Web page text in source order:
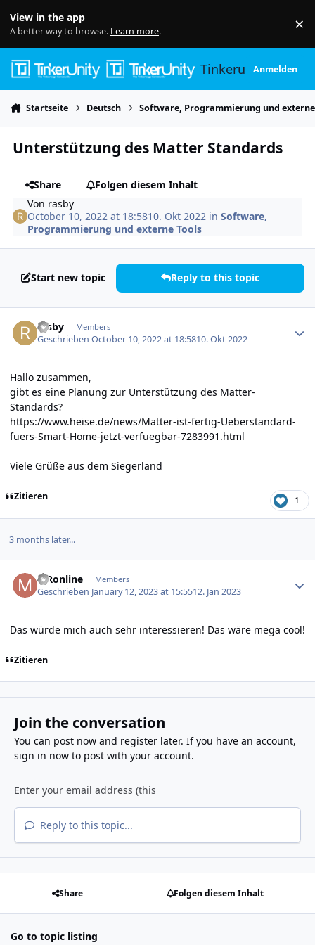
View in the app
A better way to browse. Learn more. ×
TinkerunityAnmelden
Startseite Deutsch Software, Programmierung und
Unterstützung des Matter Standards
Share
Folgen diesem Inhalt
Von rasby
October 10, 2022 at 18:5810. Okt 2022 inSoftware,
Programmierung und externe Tools
Start new topic Reply to this topic
rasby Members
GeschriebenOctober 10, 2022 at 18:5810. Okt 2022
Hallo zusammen,
gibt es eine Planung zur Unterstützung des Matter-
Standards?
https://www.heise.de/news/Matter-ist-fertig-Ueberstandard-
fuers-Smart-Home-jetzt-verfuegbar-7283991.html
Viele Grüße aus dem Siegerland
Zitieren 1
3 months later...
MRonline Members
Geschrieben January 12, 2023 at 15:5512. Jan 2023
Das würde mich auch sehr interessieren! Das wäre mega cool!
Zitieren
Join the conversation
You can post now and register later. If you have an account,
sign in nowto post with your account.
Reply to this topic...
Share Folgen diesem Inhalt
Go to topic listing